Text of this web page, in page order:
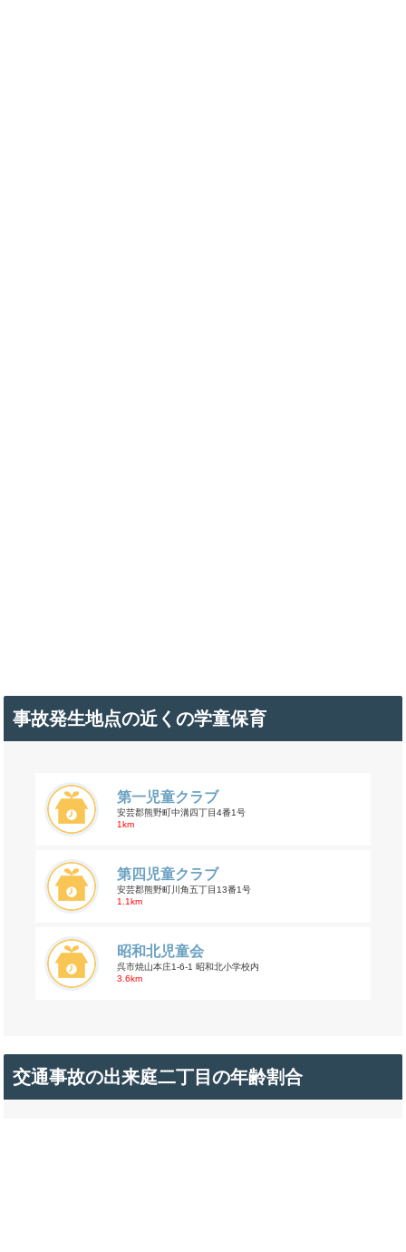
事故発生地点の近くの学童保育
第一児童クラブ
安芸郡熊野町中溝四丁目4番1号
1km
第四児童クラブ
安芸郡熊野町川角五丁目13番1号
1.1km
昭和北児童会
呉市焼山本庄1-6-1 昭和北小学校内
3.6km
交通事故の出来庭二丁目の年齢割合